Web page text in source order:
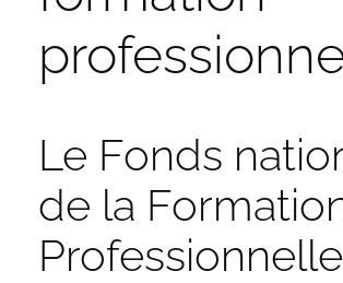
Le Fonds
de la